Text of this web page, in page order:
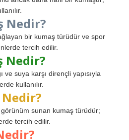
Nedir?
bir kumaş türüdür ve spor
tercih edilir.
Nedir?
ve suya karşı dirençli yapısıyla
kullanılır.
sunan kumaş türüdür;
tercih edilir.